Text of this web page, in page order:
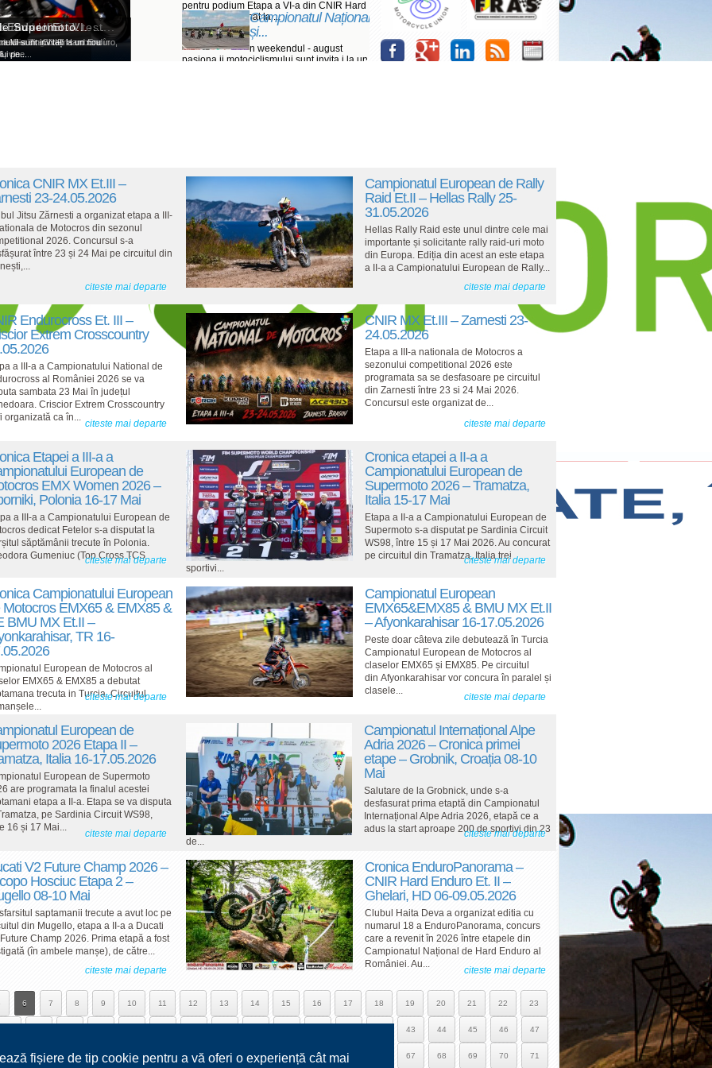
fișiere de tip cookie pentru a vă oferi o experiență cât mai
pentru podium Etapa a VI-a din CNIR Hard
Enduro programat la ...Campionatul Național
și...
n weekendul - august
pasiona ii motociclismului sunt invita i la un
GP-7...
Ring
- Ultimul test...
Dirt Track vor concura în
Enduro Et. VI -...
VI-a din CNIR Hard Enduro,
vine...
Supermoto...
sunt invitați la un nou
pe...
CNIR MX Et.III –
23-24.05.2026
Jitsu Zărnesti a organizat etapa a III-
de Motocros din sezonul
2026. Concursul s-a
între 23 și 24 Mai pe circuitul din
citeste mai departe
Campionatul European de Rally
Raid Et.II – Hellas Rally 25-
31.05.2026
Hellas Rally Raid este unul dintre cele mai
importante și solicitante rally raid-uri moto
din Europa. Ediția din acest an este etapa
a II-a a Campionatului European de Rally...
citeste mai departe
Endurocross Et. III –
Extrem Crosscountry
a III-a a Campionatului National de
al României 2026 se va
sambata 23 Mai în județul
Criscior Extrem Crosscountry
organizată ca în...
citeste mai departe
CNIR MX Et.III – Zarnesti 23-
24.05.2026
Etapa a III-a nationala de Motocros a
sezonului competitional 2026 este
programata sa se desfasoare pe circuitul
din Zarnesti între 23 si 24 Mai 2026.
Concursul este organizat de...
citeste mai departe
Etapei a III-a a
European de
EMX Women 2026 –
Polonia 16-17 Mai
a III-a a Campionatului European de
dedicat Fetelor s-a disputat la
săptămânii trecute în Polonia.
Gumeniuc (Top Cross TCS
citeste mai departe
Cronica etapei a II-a a
Campionatului European de
Supermoto 2026 – Tramatza,
Italia 15-17 Mai
Etapa a II-a a Campionatului European de
Supermoto s-a disputat pe Sardinia Circuit
WS98, între 15 și 17 Mai 2026. Au concurat
pe circuitul din Tramatza, Italia trei
sportivi...
citeste mai departe
Campionatului European
Motocros EMX65 & EMX85 &
BMU MX Et.II –
TR 16-
European de Motocros al
EMX65 & EMX85 a debutat
trecuta in Turcia. Circuitul
citeste mai departe
Campionatul European
EMX65&EMX85 & BMU MX Et.II
– Afyonkarahisar 16-17.05.2026
Peste doar câteva zile debutează în Turcia
Campionatul European de Motocros al
claselor EMX65 și EMX85. Pe circuitul
din Afyonkarahisar vor concura în paralel și
clasele...
citeste mai departe
European de
2026 Etapa II –
Italia 16-17.05.2026
European de Supermoto
are programata la finalul acestei
etapa a II-a. Etapa se va disputa
pe Sardinia Circuit WS98,
16 și 17 Mai...
citeste mai departe
Campionatul Internațional Alpe
Adria 2026 – Cronica primei
etape – Grobnik, Croația 08-10
Mai
Salutare de la Grobnick, unde s-a
desfasurat prima etaptă din Campionatul
Internațional Alpe Adria 2026, etapă ce a
adus la start aproape 200 de sportivi din 23
de...
citeste mai departe
V2 Future Champ 2026 –
Hosciuc Etapa 2 –
08-10 Mai
saptamanii trecute a avut loc pe
din Mugello, etapa a II-a a Ducati
Champ 2026. Prima etapă a fost
(în ambele manșe), de către...
citeste mai departe
Cronica EnduroPanorama –
CNIR Hard Enduro Et. II –
Ghelari, HD 06-09.05.2026
Clubul Haita Deva a organizat editia cu
numarul 18 a EnduroPanorama, concurs
care a revenit în 2026 între etapele din
Campionatul Național de Hard Enduro al
României. Au...
citeste mai departe
6 7 8 9 10 11 12 13 14 15 16 17 18 19 20 21 22 23
43 44 45 46 47
54 55 56 57 58 59 60 61 62 63 64 65 67 68 69 70 71